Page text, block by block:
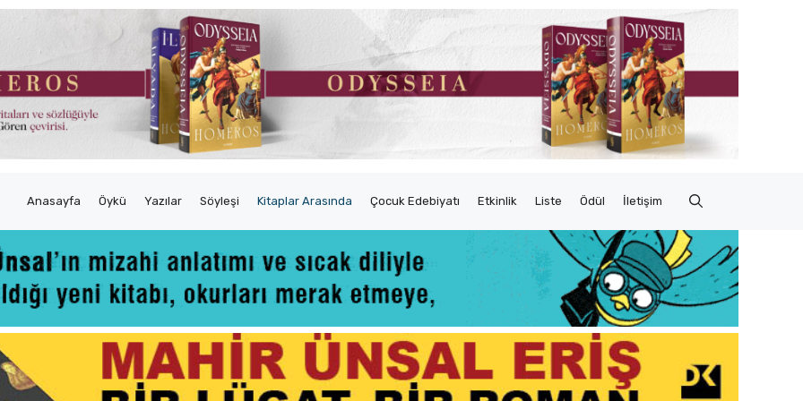
Anasayfa Öykü Yazılar Söyleşi Kitaplar Arasında Çocuk Edebiyatı Etkinlik Liste Ödül İletişim